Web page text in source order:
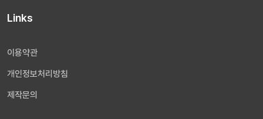
Links
이용약관
개인정보처리방침
제작문의